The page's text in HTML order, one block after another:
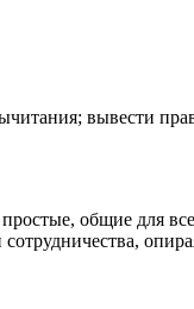
вывести
общие для